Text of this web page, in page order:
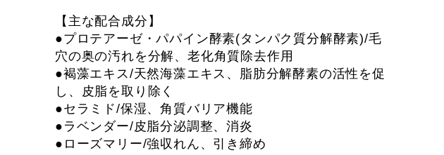
【主な配合成分】
●プロテアーゼ・パパイン酵素(タンパク質分解酵素)/毛
穴の奥の汚れを分解、老化角質除去作用
●褐藻エキス/天然海藻エキス、脂肪分解酵素の活性を促
し、皮脂を取り除く
●セラミド/保湿、角質バリア機能
●ラベンダー/皮脂分泌調整、消炎
●ローズマリー/強収れん、引き締め